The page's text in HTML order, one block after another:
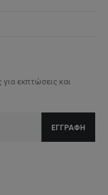
εκπτώσεις και